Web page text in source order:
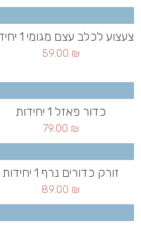
צעצוע לכלב עצם מגומי 1 יחידות
59.00 ₪
כדור פאזל 1 יחידות
79.00 ₪
זורק כדורים נרף 1 יחידות
89.00 ₪